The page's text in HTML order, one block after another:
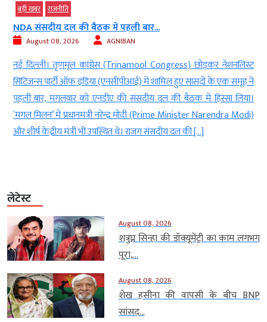
बड़ी खबर राजनीति
NDA संसदीय दल की बैठक में पहली बार...
August 08, 2026 AGNIBAN
नई दिल्ली। तृणमूल कांग्रेस (Trinamool Congress) छोड़कर नेशनलिस्ट
सिटिजन्स पार्टी ऑफ इंडिया (एनसीपीआई) में शामिल हुए सांसदों के एक समूह ने
पहली बार, मंगलवार को एनडीए की संसदीय दल की बैठक में हिस्सा लिया।
‘मंगल मिलन’ में प्रधानमंत्री नरेन्द्र मोदी (Prime Minister Narendra Modi)
और शीर्ष केंद्रीय मंत्री भी उपस्थित थे। राजग संसदीय दल की […]
लेटेस्ट
August 08, 2026
शत्रुघ्न सिन्हा की डॉक्यूमेंट्री का काम लगभग
पूरा,...
August 08, 2026
शेख हसीना की वापसी के बीच BNP
सांसद...